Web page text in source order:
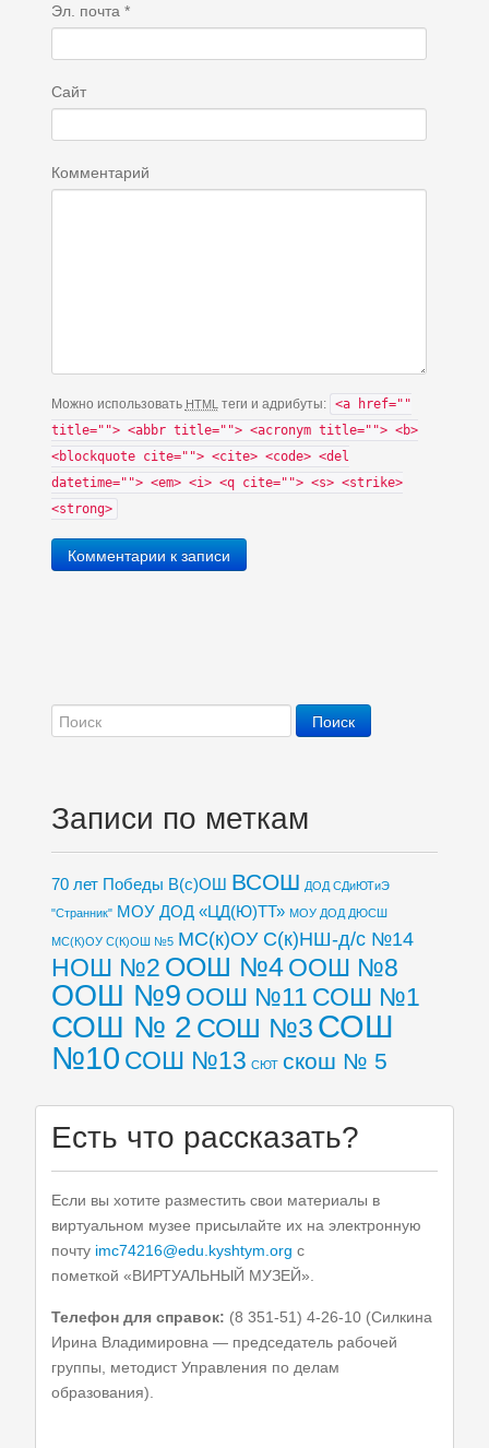
Эл. почта *
Сайт
Комментарий
Можно использовать HTML теги и адрибуты: <a href=""
title=""> <abbr title=""> <acronym title=""> <b>
<blockquote cite=""> <cite> <code> <del
datetime=""> <em> <i> <q cite=""> <s> <strike>
<strong>
Комментарии к записи
Записи по меткам
70 лет Победы В(с)ОШ ВСОШ ДОД СДиЮТиЭ
"Странник" МОУ ДОД «ЦД(Ю)ТТ» МОУ ДОД ДЮСШ
МС(К)ОУ С(К)ОШ №5 МС(к)ОУ С(к)НШ-д/с №14
НОШ №2 ООШ №4ООШ №8
ООШ №9 ООШ №11 СОШ №1
СОШ № 2 СОШ №3 СОШ
№10 СОШ №13 СЮТ скош № 5
Есть что рассказать?
Если вы хотите разместить свои материалы в
виртуальном музее присылайте их на электронную
почту imc74216@edu.kyshtym.org с
пометкой «ВИРТУАЛЬНЫЙ МУЗЕЙ».
Телефон для справок: (8 351-51) 4-26-10 (Силкина
Ирина Владимировна — председатель рабочей
группы, методист Управления по делам
образования).